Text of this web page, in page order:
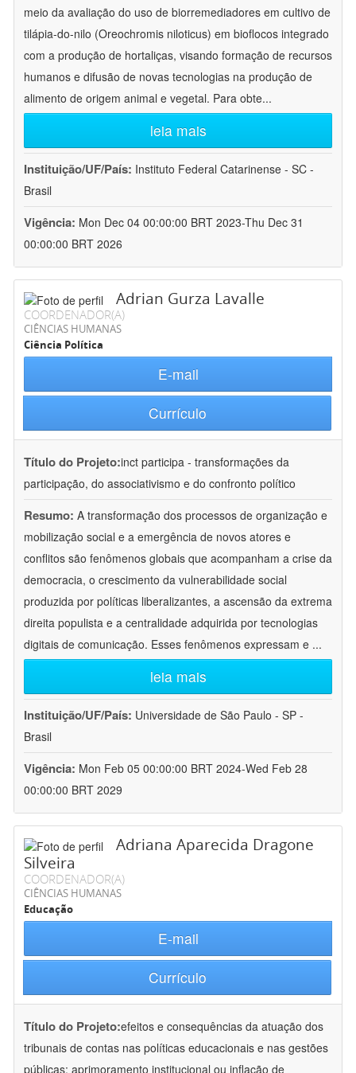
meio da avaliação do uso de biorremediadores em cultivo de
tilápia-do-nilo (Oreochromis niloticus) em bioflocos integrado
com a produção de hortaliças, visando formação de recursos
humanos e difusão de novas tecnologias na produção de
alimento de origem animal e vegetal. Para obte...
leia mais
Instituição/UF/País: Instituto Federal Catarinense - SC -
Brasil
Vigência: Mon Dec 04 00:00:00 BRT 2023-Thu Dec 31
00:00:00 BRT 2026
Adrian Gurza Lavalle
COORDENADOR(A)
CIÊNCIAS HUMANAS
Ciência Política
E-mail
Currículo
Título do Projeto:inct participa - transformações da
participação, do associativismo e do confronto político
Resumo: A transformação dos processos de organização e
mobilização social e a emergência de novos atores e
conflitos são fenômenos globais que acompanham a crise da
democracia, o crescimento da vulnerabilidade social
produzida por políticas liberalizantes, a ascensão da extrema
direita populista e a centralidade adquirida por tecnologias
digitais de comunicação. Esses fenômenos expressam e ...
leia mais
Instituição/UF/País: Universidade de São Paulo - SP -
Brasil
Vigência: Mon Feb 05 00:00:00 BRT 2024-Wed Feb 28
00:00:00 BRT 2029
Adriana Aparecida Dragone
Silveira
COORDENADOR(A)
CIÊNCIAS HUMANAS
Educação
E-mail
Currículo
Título do Projeto:efeitos e consequências da atuação dos
tribunais de contas nas políticas educacionais e nas gestões
públicas: aprimoramento institucional ou inflação de